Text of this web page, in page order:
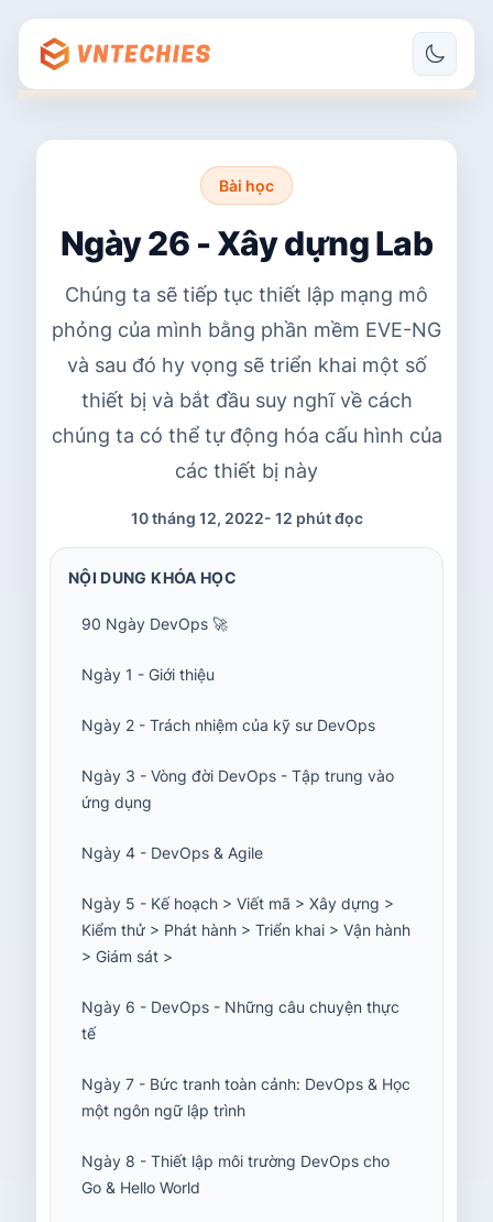
Bài học
Ngày 26 - Xây dựng Lab
Chúng ta sẽ tiếp tục thiết lập mạng mô
phỏng của mình bằng phần mềm EVE-NG
và sau đó hy vọng sẽ triển khai một số
thiết bị và bắt đầu suy nghĩ về cách
chúng ta có thể tự động hóa cấu hình của
các thiết bị này
10 tháng 12, 2022- 12 phút đọc
NỘI DUNG KHÓA HỌC
90 Ngày DevOps 🚀
Ngày 1 - Giới thiệu
Ngày 2 - Trách nhiệm của kỹ sư DevOps
Ngày 3 - Vòng đời DevOps - Tập trung vào
ứng dụng
Ngày 4 - DevOps & Agile
Ngày 5 - Kế hoạch > Viết mã > Xây dựng >
Kiểm thử > Phát hành > Triển khai > Vận hành
> Giám sát >
Ngày 6 - DevOps - Những câu chuyện thực
tế
Ngày 7 - Bức tranh toàn cảnh: DevOps & Học
một ngôn ngữ lập trình
Ngày 8 - Thiết lập môi trường DevOps cho
Go & Hello World